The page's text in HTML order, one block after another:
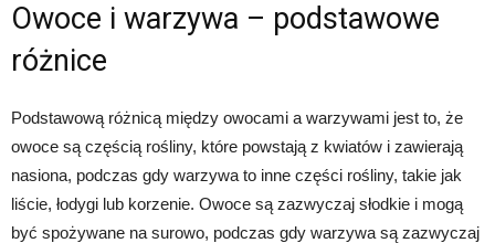
Owoce i warzywa – podstawowe
różnice
Podstawową różnicą między owocami a warzywami jest to, że
owoce są częścią rośliny, które powstają z kwiatów i zawierają
nasiona, podczas gdy warzywa to inne części rośliny, takie jak
liście, łodygi lub korzenie. Owoce są zazwyczaj słodkie i mogą
być spożywane na surowo, podczas gdy warzywa są zazwyczaj